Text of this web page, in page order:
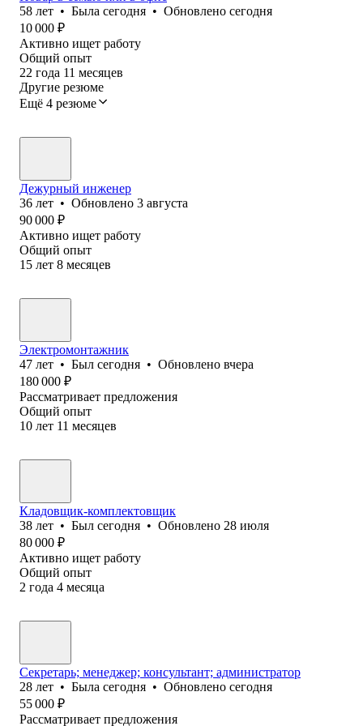
58 лет • Была сегодня • Обновлено сегодня
10 000 ₽
Активно ищет работу
Общий опыт
22 года 11 месяцев
Другие резюме
Ещё 4 резюме
Дежурный инженер
36 лет • Обновлено 3 августа
90 000 ₽
Активно ищет работу
Общий опыт
15 лет 8 месяцев
Электромонтажник
47 лет • Был сегодня • Обновлено вчера
180 000 ₽
Рассматривает предложения
Общий опыт
10 лет 11 месяцев
Кладовщик-комплектовщик
38 лет • Был сегодня • Обновлено 28 июля
80 000 ₽
Активно ищет работу
Общий опыт
2 года 4 месяца
Секретарь; менеджер; консультант; администратор
28 лет • Была сегодня • Обновлено сегодня
55 000 ₽
Рассматривает предложения